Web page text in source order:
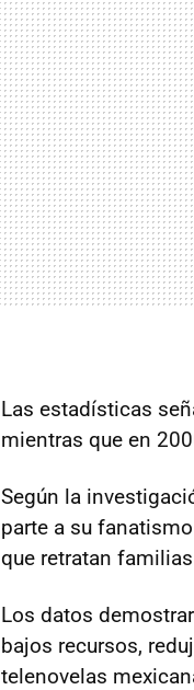
Las estadísticas
mientras que en
Según la
parte a su
que retratan
Los datos
bajos recursos,
telenovelas